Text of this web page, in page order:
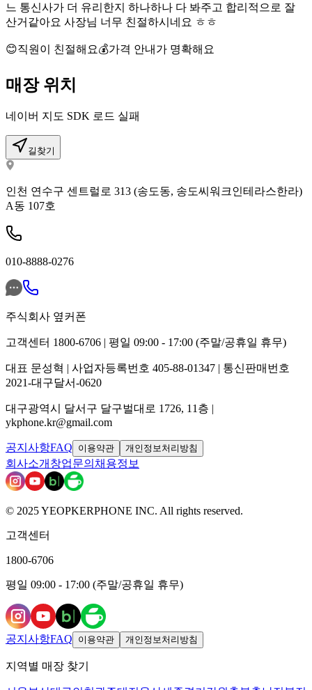
느 통신사가 더 유리한지 하나하나 다 봐주고 합리적으로 잘
산거같아요 사장님 너무 친절하시네요 ㅎㅎ
😊직원이 친절해요💰가격 안내가 명확해요
매장 위치
네이버 지도 SDK 로드 실패
길찾기
인천 연수구 센트럴로 313 (송도동, 송도씨워크인테라스한라)
A동 107호
010-8888-0276
주식회사 옆커폰
고객센터 1800-6706 | 평일 09:00 - 17:00 (주말/공휴일 휴무)
대표 문성혁 | 사업자등록번호 405-88-01347 | 통신판매번호
2021-대구달서-0620
대구광역시 달서구 달구벌대로 1726, 11층 |
ykphone.kr@gmail.com
공지사항FAQ 이용약관 개인정보처리방침
회사소개 창업문의 채용정보
© 2025 YEOPKERPHONE INC. All rights reserved.
고객센터
1800-6706
평일 09:00 - 17:00 (주말/공휴일 휴무)
공지사항FAQ 이용약관 개인정보처리방침
지역별 매장 찾기